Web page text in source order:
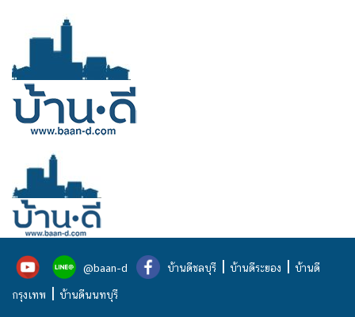
@baan-d บ้านดีชลบุรี | บ้านดีระยอง | บ้านดี
กรุงเทพ | บ้านดีนนทบุรี